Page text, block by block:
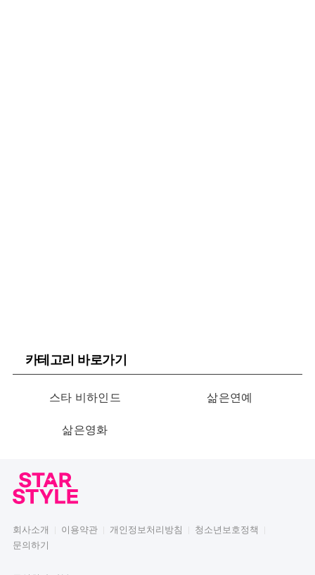
카테고리 바로가기
스타 비하인드 삶은연예
삶은영화
회사소개 이용약관 개인정보처리방침
청소년보호정책
문의하기